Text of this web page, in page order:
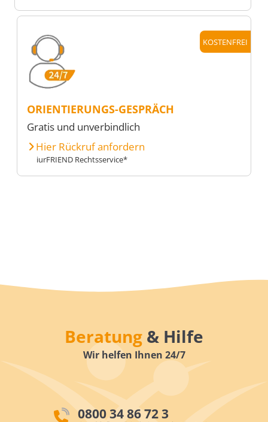
KOSTENFREI
ORIENTIERUNGS-GESPRÄCH
Gratis und unverbindlich
Hier Rückruf anfordern
iurFRIEND Rechtsservice*
Beratung & Hilfe
Wir helfen Ihnen 24/7
0800 34 86 72 3